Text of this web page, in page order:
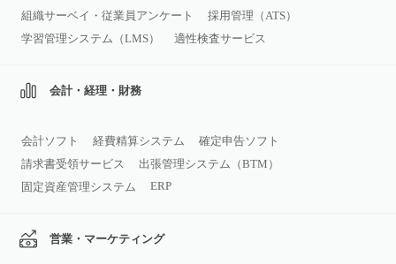
組織サーベイ・従業員アンケート
採用管理（ATS）
学習管理システム（LMS）
適性検査サービス
会計・経理・財務
会計ソフト 経費精算システム
確定申告ソフト
請求書受領サービス
出張管理システム（BTM）
固定資産管理システム
ERP
営業・マーケティング